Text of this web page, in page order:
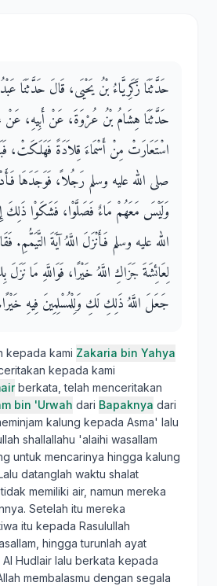
حَدَّثَنَا زَكَرِيَّاءُ بْنُ يَحْيَى، قَالَ حَدَّثَنَا عَبْدُ
حَدَّثَنَا هِشَامُ بْنُ عُرْوَةَ، عَنْ أَبِيهِ، عَنْ
اسْتَعَارَتْ مِنْ أَسْمَاءَ قِلاَدَةً فَهَلَكَتْ،
صلى الله عليه وسلم رَجُلاً، فَوَجَدَهَا
وَلَيْسَ مَعَهُمْ مَاءٌ فَصَلَّوْا، فَشَكَوْا ذَلِكَ
الله عليه وسلم فَأَنْزَلَ اللَّهُ آيَةَ
لِعَائِشَةَ جَزَاكِ اللَّهُ خَيْرًا، فَوَاللَّهِ مَا نَزَلَ
جَعَلَ اللَّهُ ذَلِكِ لَكِ وَلِلْمُسْلِمِينَ فِيهِ
kepada kami Zakaria bin Yahya
kepada kami
berkata, telah menceritakan
bin 'Urwah dari Bapaknya dari
kalung kepada Asma' lalu
shallallahu 'alaihi wasallam
untuk mencarinya hingga kalung
datanglah waktu shalat
memiliki air, namun mereka
Setelah itu mereka
itu kepada Rasulullah
hingga turunlah ayat
Al Hudlair lalu berkata kepada
membalasmu dengan segala